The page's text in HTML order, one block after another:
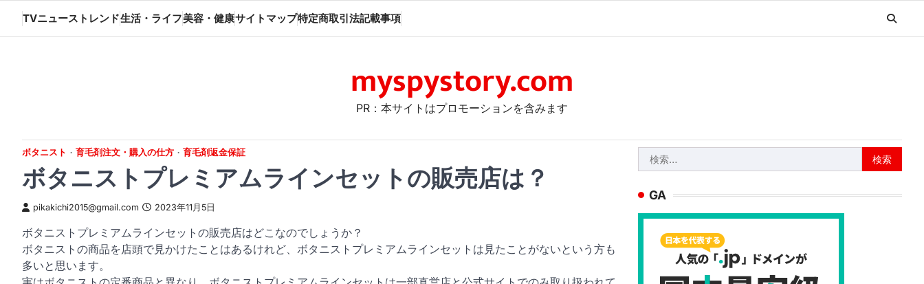
content
TVニューストレンド生活・ライフ美容・健康サイトマップ特定商取引法記載事項
myspystory.com
PR：本サイトはプロモーションを含みます
ボタニスト 育毛剤注文・購入の仕方 育毛剤返金保証
ボタニストプレミアムラインセットの販売店は？
pikakichi2015@gmail.com 2023年11月5日
ボタニストプレミアムラインセットの販売店はどこなのでしょうか？
ボタニストの商品を店頭で見かけたことはあるけれど、ボタニストプレミアムラインセットは見たことがないという方も
多いと思います。
索:
GA